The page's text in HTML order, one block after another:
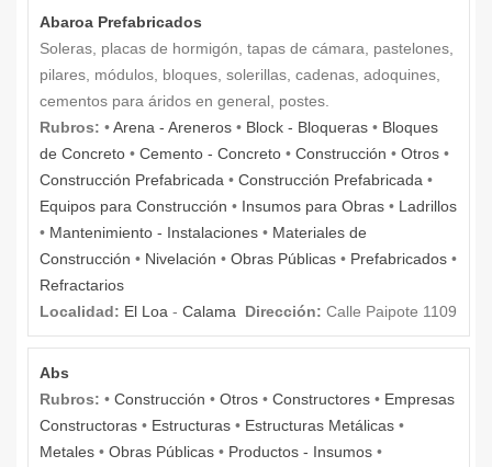
Abaroa Prefabricados
Soleras, placas de hormigón, tapas de cámara, pastelones,
pilares, módulos, bloques, solerillas, cadenas, adoquines,
cementos para áridos en general, postes.
Rubros: •Arena - Areneros • Block - Bloqueras • Bloques
de Concreto • Cemento - Concreto • Construcción • Otros •
Construcción Prefabricada • Construcción Prefabricada •
Equipos para Construcción • Insumos para Obras • Ladrillos
• Mantenimiento - Instalaciones • Materiales de
Construcción • Nivelación • Obras Públicas • Prefabricados •
Refractarios
Localidad: El Loa - Calama Dirección: Calle Paipote 1109
Abs
Rubros: • Construcción • Otros • Constructores • Empresas
Constructoras • Estructuras • Estructuras Metálicas •
Metales • Obras Públicas • Productos - Insumos •